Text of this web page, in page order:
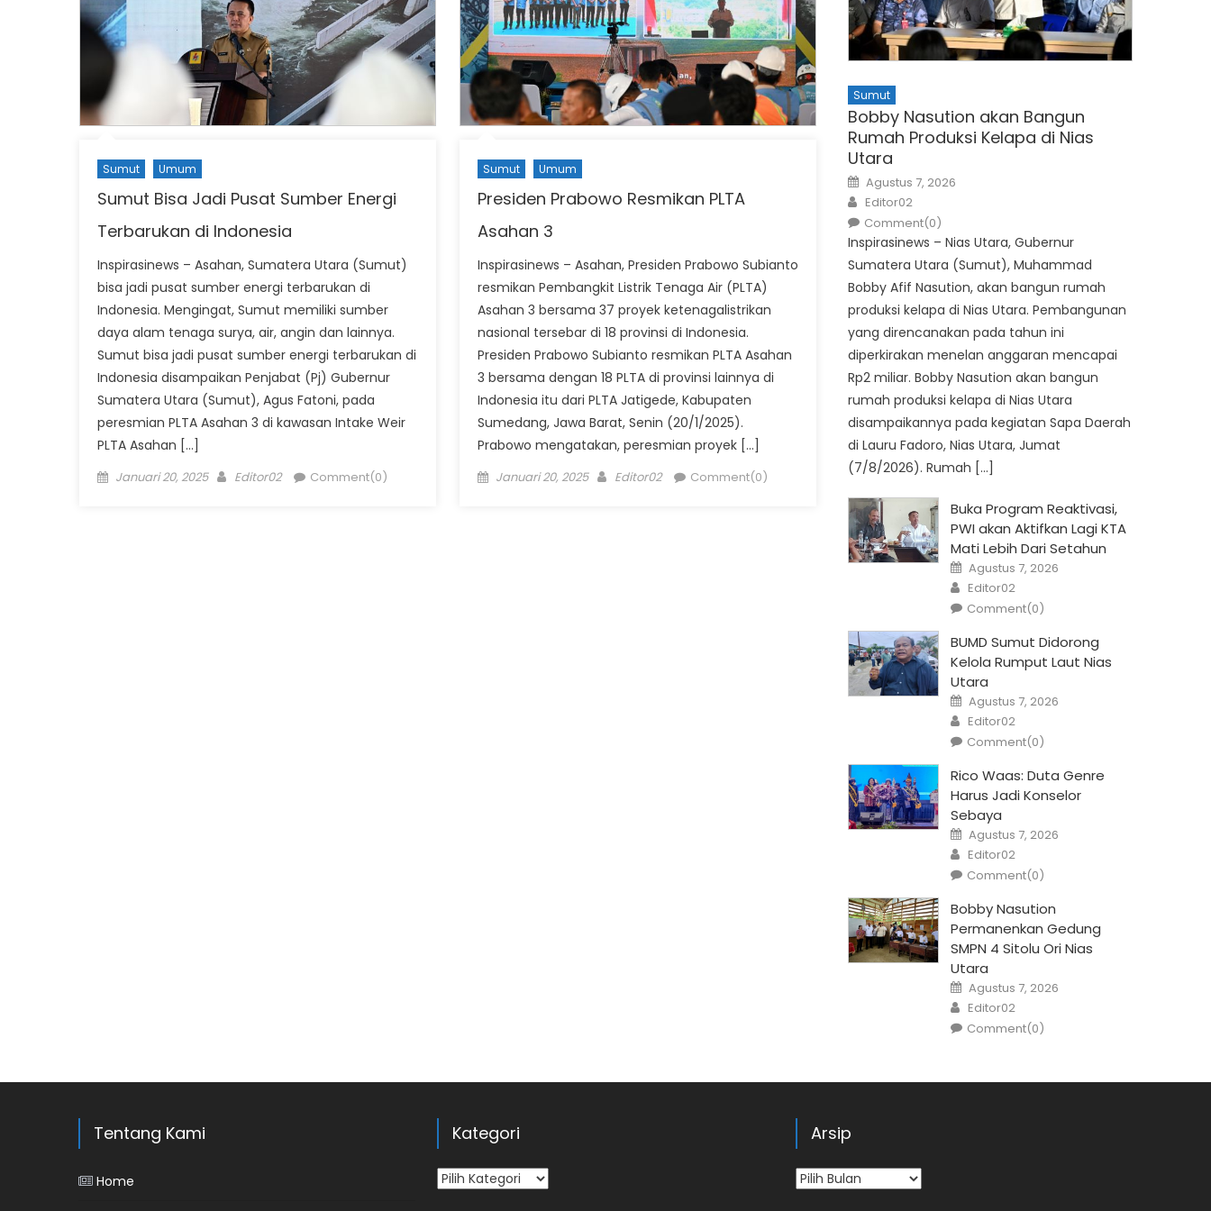
Sumut Umum
Sumut Bisa Jadi Pusat Sumber Energi
Terbarukan di Indonesia
Inspirasinews – Asahan, Sumatera Utara (Sumut)
bisa jadi pusat sumber energi terbarukan di
Indonesia. Mengingat, Sumut memiliki sumber
daya alam tenaga surya, air, angin dan lainnya.
Sumut bisa jadi pusat sumber energi terbarukan di
Indonesia disampaikan Penjabat (Pj) Gubernur
Sumatera Utara (Sumut), Agus Fatoni, pada
peresmian PLTA Asahan 3 di kawasan Intake Weir
PLTA Asahan […]
Posted
Januari 20, 2025 Author
Editor02 Comment(0)
Sumut Umum
Presiden Prabowo Resmikan PLTA
Asahan 3
Inspirasinews – Asahan, Presiden Prabowo Subianto
resmikan Pembangkit Listrik Tenaga Air (PLTA)
Asahan 3 bersama 37 proyek ketenagalistrikan
nasional tersebar di 18 provinsi di Indonesia.
Presiden Prabowo Subianto resmikan PLTA Asahan
3 bersama dengan 18 PLTA di provinsi lainnya di
Indonesia itu dari PLTA Jatigede, Kabupaten
Sumedang, Jawa Barat, Senin (20/1/2025).
Prabowo mengatakan, peresmian proyek […]
Posted
Januari 20, 2025 Author
Editor02 Comment(0)
Sumut
Bobby Nasution akan Bangun
Rumah Produksi Kelapa di Nias
Utara
Posted
on
Agustus 7, 2026
Author
Editor02
Comment(0)
Inspirasinews – Nias Utara, Gubernur
Sumatera Utara (Sumut), Muhammad
Bobby Afif Nasution, akan bangun rumah
produksi kelapa di Nias Utara. Pembangunan
yang direncanakan pada tahun ini
diperkirakan menelan anggaran mencapai
Rp2 miliar. Bobby Nasution akan bangun
rumah produksi kelapa di Nias Utara
disampaikannya pada kegiatan Sapa Daerah
di Lauru Fadoro, Nias Utara, Jumat
(7/8/2026). Rumah […]
Buka Program Reaktivasi,
PWI akan Aktifkan Lagi KTA
Mati Lebih Dari Setahun
Posted
on
Agustus 7, 2026
Author
Editor02
Comment(0)
BUMD Sumut Didorong
Kelola Rumput Laut Nias
Utara
Posted
on
Agustus 7, 2026
Author
Editor02
Comment(0)
Rico Waas: Duta Genre
Harus Jadi Konselor
Sebaya
Posted
on
Agustus 7, 2026
Author
Editor02
Comment(0)
Bobby Nasution
Permanenkan Gedung
SMPN 4 Sitolu Ori Nias
Utara
Posted
on
Agustus 7, 2026
Author
Editor02
Comment(0)
Tentang Kami
Home
Kategori
Kategori
Arsip
Arsip